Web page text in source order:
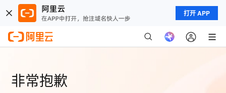
打开 APP
非常抱歉